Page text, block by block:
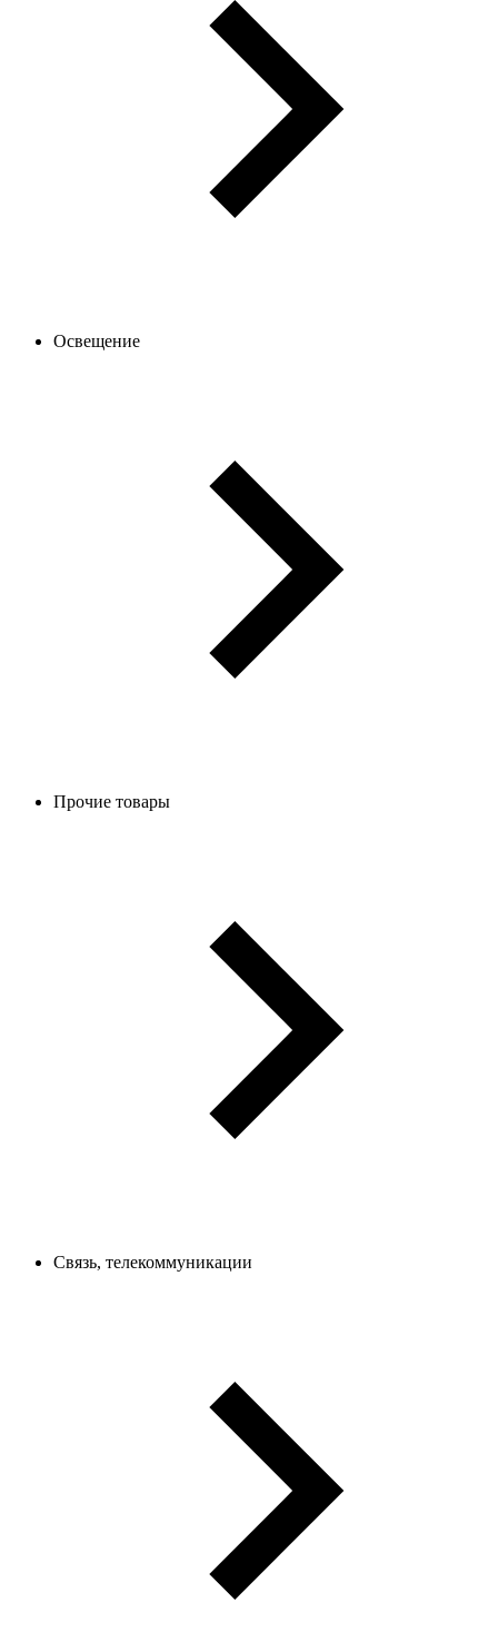
Освещение
Прочие товары
Связь, телекоммуникации